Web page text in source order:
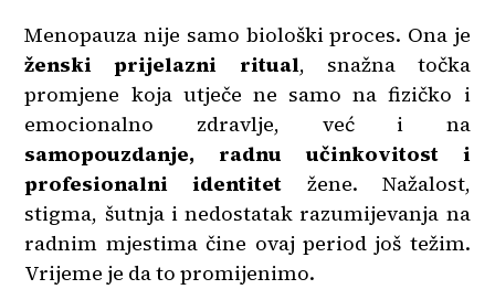
Menopauza nije samo biološki proces. Ona je
ženski prijelazni ritual, snažna točka
promjene koja utječe ne samo na fizičko i
emocionalno zdravlje, već i na
samopouzdanje, radnu učinkovitost i
profesionalni identitet žene. Nažalost,
stigma, šutnja i nedostatak razumijevanja na
radnim mjestima čine ovaj period još težim.
Vrijeme je da to promijenimo.